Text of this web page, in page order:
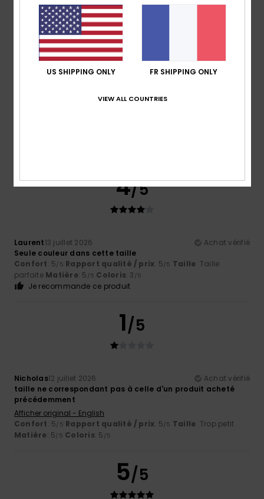
Confort: 5/5 Rapport qualité / prix: 4/5
: Taille
parfaiteMatière: 5/5 Coloris
Je recommande ce produit
4 /5
4/5
Laurent13 juillet 2026
Achat vérifié
Seule couleur dans cette taille
Confort: 5/5 Rapport qualité / prix: 5/5 Taille: Taille
parfaite Matière: 5 /5 Coloris: 3 /5
Je recommande ce produit
1/5
Nicholas12 juillet 2026
Achat vérifié
taille ne correspondant pas à celle d'un produit acheté
précédemment
Afficher original - English
Confort: 5/5 Rapport qualité / prix: 5/5 Taille: Trop petit
Matière: 5/5 Coloris: 5 /5
5/5
US SHIPPING ONLY FR SHIPPING ONLY
VIEW ALL COUNTRIES